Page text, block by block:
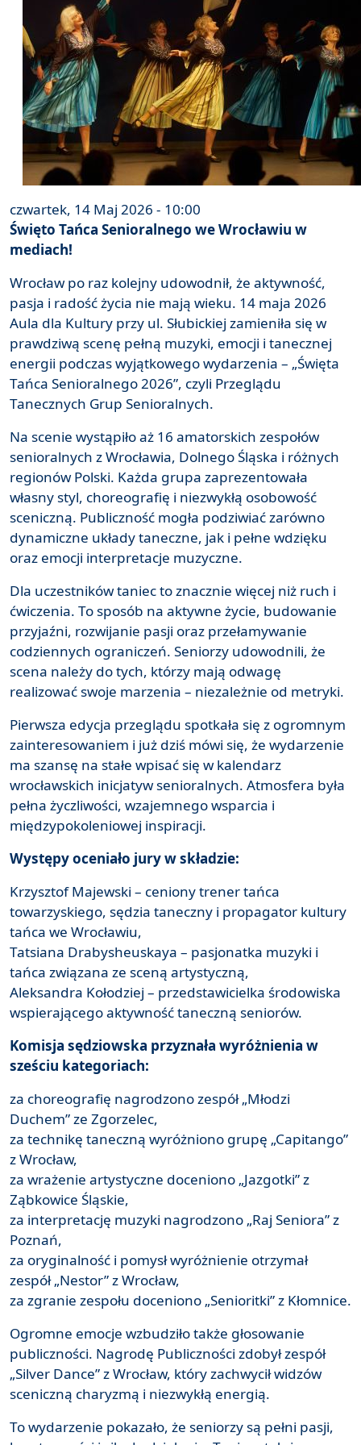
czwartek, 14 Maj 2026 - 10:00
Święto Tańca Senioralnego we Wrocławiu w
mediach!
Wrocław po raz kolejny udowodnił, że aktywność,
pasja i radość życia nie mają wieku. 14 maja 2026
Aula dla Kultury przy ul. Słubickiej zamieniła się w
prawdziwą scenę pełną muzyki, emocji i tanecznej
energii podczas wyjątkowego wydarzenia – „Święta
Tańca Senioralnego 2026”, czyli Przeglądu
Tanecznych Grup Senioralnych.
Na scenie wystąpiło aż 16 amatorskich zespołów
senioralnych z Wrocławia, Dolnego Śląska i różnych
regionów Polski. Każda grupa zaprezentowała
własny styl, choreografię i niezwykłą osobowość
sceniczną. Publiczność mogła podziwiać zarówno
dynamiczne układy taneczne, jak i pełne wdzięku
oraz emocji interpretacje muzyczne.
Dla uczestników taniec to znacznie więcej niż ruch i
ćwiczenia. To sposób na aktywne życie, budowanie
przyjaźni, rozwijanie pasji oraz przełamywanie
codziennych ograniczeń. Seniorzy udowodnili, że
scena należy do tych, którzy mają odwagę
realizować swoje marzenia – niezależnie od metryki.
Pierwsza edycja przeglądu spotkała się z ogromnym
zainteresowaniem i już dziś mówi się, że wydarzenie
ma szansę na stałe wpisać się w kalendarz
wrocławskich inicjatyw senioralnych. Atmosfera była
pełna życzliwości, wzajemnego wsparcia i
międzypokoleniowej inspiracji.
Występy oceniało jury w składzie:
Krzysztof Majewski – ceniony trener tańca
towarzyskiego, sędzia taneczny i propagator kultury
tańca we Wrocławiu,
Tatsiana Drabysheuskaya – pasjonatka muzyki i
tańca związana ze sceną artystyczną,
Aleksandra Kołodziej – przedstawicielka środowiska
wspierającego aktywność taneczną seniorów.
Komisja sędziowska przyznała wyróżnienia w
sześciu kategoriach:
za choreografię nagrodzono zespół „Młodzi
Duchem” ze Zgorzelec,
za technikę taneczną wyróżniono grupę „Capitango”
z Wrocław,
za wrażenie artystyczne doceniono „Jazgotki” z
Ząbkowice Śląskie,
za interpretację muzyki nagrodzono „Raj Seniora” z
Poznań,
za oryginalność i pomysł wyróżnienie otrzymał
zespół „Nestor” z Wrocław,
za zgranie zespołu doceniono „Senioritki” z Kłomnice.
Ogromne emocje wzbudziło także głosowanie
publiczności. Nagrodę Publiczności zdobył zespół
„Silver Dance” z Wrocław, który zachwycił widzów
sceniczną charyzmą i niezwykłą energią.
To wydarzenie pokazało, że seniorzy są pełni pasji,